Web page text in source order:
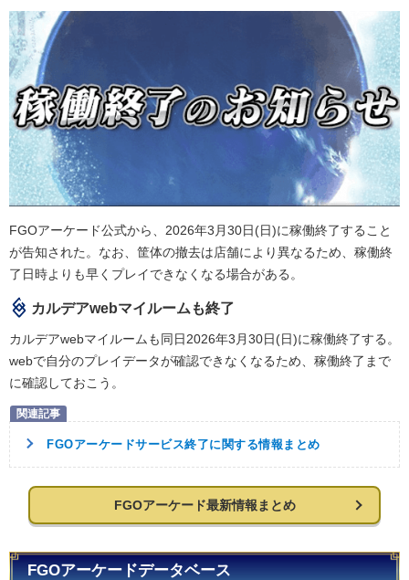
FGOアーケード公式から、2026年3月30日(日)に稼働終了すること
が告知された。なお、筐体の撤去は店舗により異なるため、稼働終
了日時よりも早くプレイできなくなる場合がある。
カルデアwebマイルームも終了
カルデアwebマイルームも同日2026年3月30日(日)に稼働終了する。
webで自分のプレイデータが確認できなくなるため、稼働終了まで
に確認しておこう。
FGOアーケードサービス終了に関する情報まとめ
FGOアーケード最新情報まとめ
FGOアーケードデータベース